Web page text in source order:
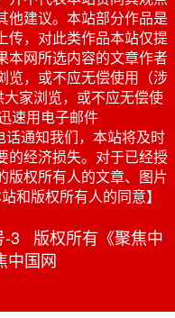
他建议。本站部分作品是
传，对此类作品本站仅提
本网所选内容的文章作者
览，或不应无偿使用（涉
家浏览，或不应无偿使
速用电子邮件
话通知我们，本站将及时
的经济损失。对于已经授
版权所有人的文章、图片
和版权所有人的同意】
-3 版权所有《聚焦中
中国网